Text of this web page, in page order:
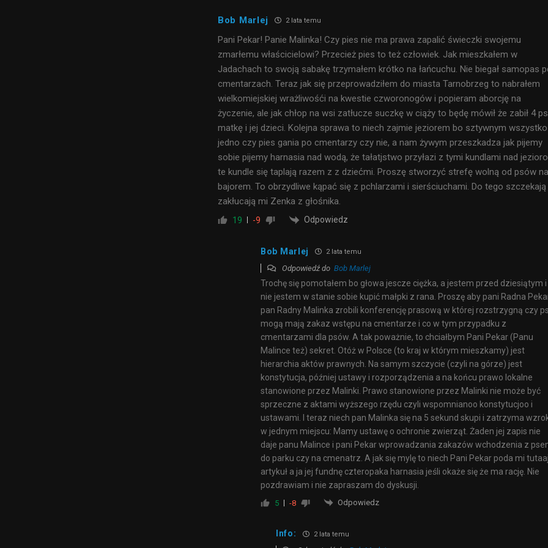
Bob Marlej 2 lata temu
Pani Pekar! Panie Malinka! Czy pies nie ma prawa zapalić świeczki swojemu
zmarłemu właścicielowi? Przecież pies to też człowiek. Jak mieszkałem w
Jadachach to swoją sabakę trzymałem krótko na łańcuchu. Nie biegał samopas
cmentarzach. Teraz jak się przeprowadziłem do miasta Tarnobrzeg to nabrałem
wielkomiejskiej wrażliwośći na kwestie czworonogów i popieram aborcję na
życzenie, ale jak chłop na wsi zatłucze suczkę w ciąży to będę mówił że zabił 4
matkę i jej dzieci. Kolejna sprawa to niech zajmie jeziorem bo sztywnym wszystko
jedno czy pies gania po cmentarzy czy nie, a nam żywym przeszkadza jak pijemy
sobie pijemy harnasia nad wodą, że tałatjstwo przyłazi z tymi kundlami nad
te kundle się taplają razem z z dziećmi. Proszę stworzyć strefę wolną od psów
bajorem. To obrzydliwe kąpać się z pchlarzami i sierściuchami. Do tego szczekają
zakłucają mi Zenka z głośnika.
19 -9 Odpowiedz
Bob Marlej 2 lata temu
Odpowiedź do Bob Marlej
Trochę się pomotałem bo głowa jescze ciężka, a jestem przed dziesiątym i
nie jestem w stanie sobie kupić małpki z rana. Proszę aby pani Radna
pan Radny Malinka zrobili konferencję prasową w której rozstrzygną czy
mogą mają zakaz wstępu na cmentarze i co w tym przypadku z
cmentarzami dla psów. A tak poważnie, to chciałbym Pani Pekar (Panu
Malince też) sekret. Otóż w Polsce (to kraj w którym mieszkamy) jest
hierarchia aktów prawnych. Na samym szczycie (czyli na górze) jest
konstytucja, później ustawy i rozporządzenia a na końcu prawo lokalne
stanowione przez Malinki. Prawo stanowione przez Malinki nie może być
sprzeczne z aktami wyższego rzędu czyli wspomnianoo konstytucjoo i
ustawami. I teraz niech pan Malinka się na 5 sekund skupi i zatrzyma
w jednym miejscu: Mamy ustawę o ochronie zwierząt. Żaden jej zapis nie
daje panu Malince i pani Pekar wprowadzania zakazów wchodzenia z
do parku czy na cmenatrz. A jak się mylę to niech Pani Pekar poda mi tutaaj
artykuł a ja jej fundnę czteropaka harnasia jeśli okaże się że ma rację. Nie
pozdrawiam i nie zapraszam do dyskusji.
5 -8 Odpowiedz
Info: 2 lata temu